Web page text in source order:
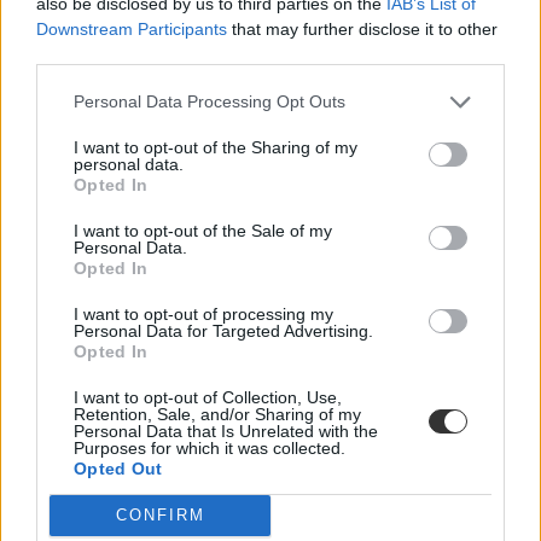
Downstream Participants that may further disclose it to other
Personal Data Processing Opt Outs
I want to opt-out of the Sharing of my
personal data.
Opted In
I want to opt-out of the Sale of my
Personal Data.
Opted In
I want to opt-out of processing my
Personal Data for Targeted Advertising.
Opted In
I want to opt-out of Collection, Use,
Retention, Sale, and/or Sharing of my
Personal Data that Is Unrelated with the
Purposes for which it was collected.
Opted Out
CONFIRM
csiga
éti csiga
állatvilág